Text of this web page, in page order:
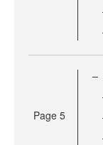
Page 5